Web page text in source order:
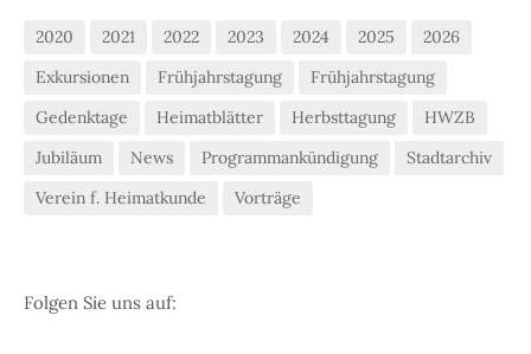
2020 2021 2022 2023 2024 2025
2026
Exkursionen
Frühjahrstagung
Frühjahrstagung
Gedenktage
Heimatblätter Herbsttagung
HWZB
Jubiläum
News Programmankündigung
Stadtarchiv
Verein f. Heimatkunde
Vorträge
Folgen Sie uns auf: